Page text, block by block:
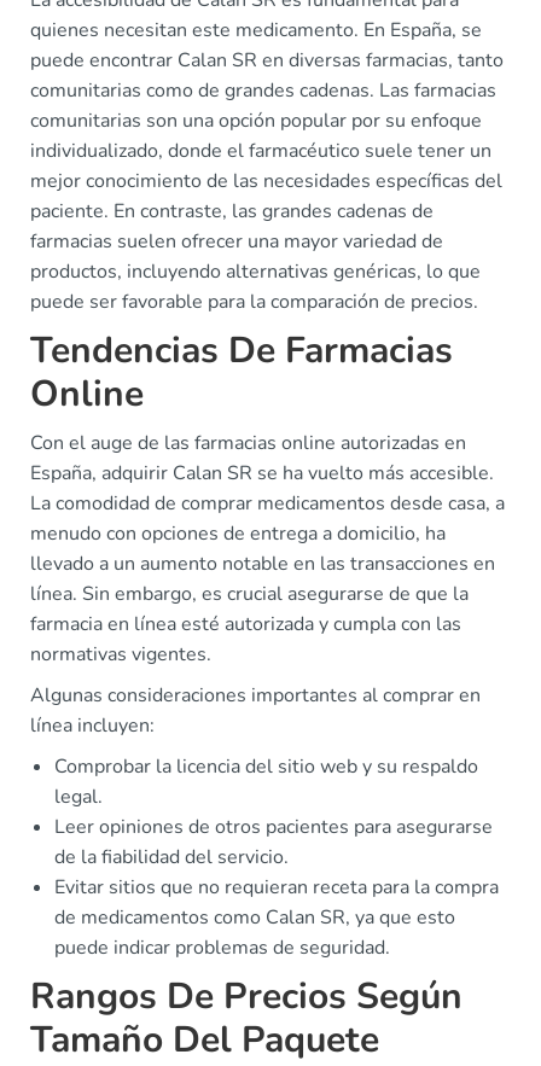
quienes necesitan este medicamento. En España, se
puede encontrar Calan SR en diversas farmacias, tanto
comunitarias como de grandes cadenas. Las farmacias
comunitarias son una opción popular por su enfoque
individualizado, donde el farmacéutico suele tener un
mejor conocimiento de las necesidades específicas del
paciente. En contraste, las grandes cadenas de
farmacias suelen ofrecer una mayor variedad de
productos, incluyendo alternativas genéricas, lo que
puede ser favorable para la comparación de precios.
Tendencias De Farmacias
Online
Con el auge de las farmacias online autorizadas en
España, adquirir Calan SR se ha vuelto más accesible.
La comodidad de comprar medicamentos desde casa, a
menudo con opciones de entrega a domicilio, ha
llevado a un aumento notable en las transacciones en
línea. Sin embargo, es crucial asegurarse de que la
farmacia en línea esté autorizada y cumpla con las
normativas vigentes.
Algunas consideraciones importantes al comprar en
línea incluyen:
Comprobar la licencia del sitio web y su respaldo
legal.
Leer opiniones de otros pacientes para asegurarse
de la fiabilidad del servicio.
Evitar sitios que no requieran receta para la compra
de medicamentos como Calan SR, ya que esto
puede indicar problemas de seguridad.
Rangos De Precios Según
Tamaño Del Paquete